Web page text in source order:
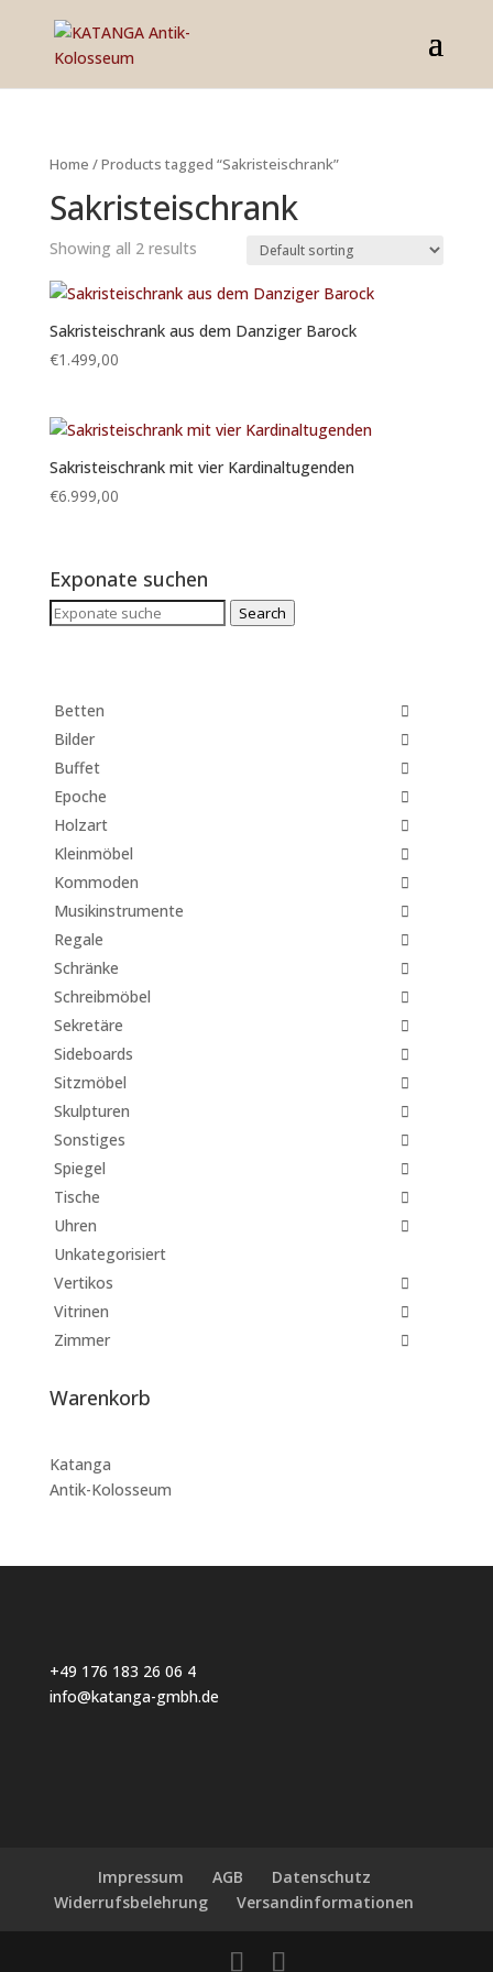
Home / Products tagged “Sakristeischrank”
Sakristeischrank
Showing all 2 results
Sakristeischrank aus dem Danziger Barock
€1.499,00
Sakristeischrank mit vier Kardinaltugenden
€6.999,00
Exponate suchen
Search
Search
Betten
Bilder
Buffet
Epoche
Holzart
Kleinmöbel
Kommoden
Musikinstrumente
Regale
Schränke
Schreibmöbel
Sekretäre
Sideboards
Sitzmöbel
Skulpturen
Sonstiges
Spiegel
Tische
Uhren
Unkategorisiert
Vertikos
Vitrinen
Zimmer
Warenkorb
Katanga
Antik-Kolosseum
+49 176 183 26 06 4
info@katanga-gmbh.de
Impressum AGB
Datenschutz
Widerrufsbelehrung
Versandinformationen